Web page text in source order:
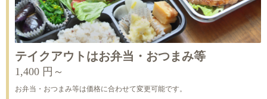
テイクアウトはお弁当・おつまみ等
1,400 円～
お弁当・おつまみ等は価格に合わせて変更可能です。